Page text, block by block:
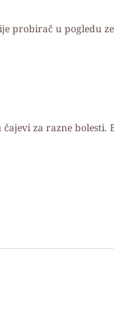
probirač u pogledu
za razne bolesti.